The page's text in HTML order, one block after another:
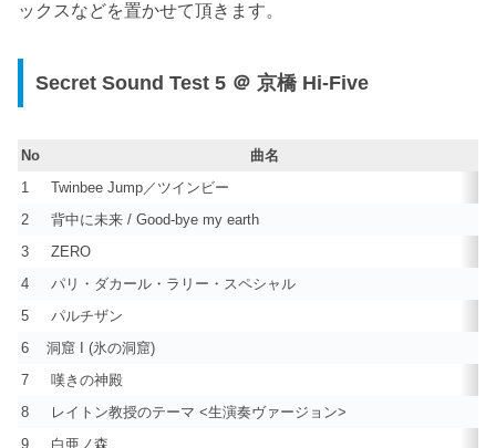
ックスなどを置かせて頂きます。
Secret Sound Test 5 ＠ 京橋 Hi-Five
No
曲名
1
Twinbee Jump／ツインビー
2
背中に未来 / Good-bye my earth
3
ZERO
4
パリ・ダカール・ラリー・スペシャル
5
パルチザン
6
洞窟 I (氷の洞窟)
7
嘆きの神殿
8
レイトン教授のテーマ <生演奏ヴァージョン>
9
白亜ノ森